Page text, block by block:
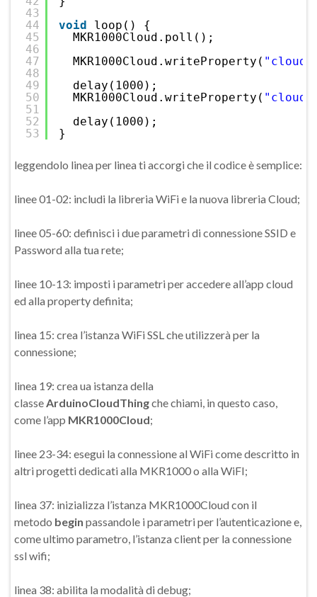
43
44
45
46
47
48
49
50
51
52
53
void
loop() {
MKR1000Cloud.poll();
MKR1000Cloud.writeProperty(
delay(1000);
MKR1000Cloud.writeProperty(
delay(1000);
}
leggendolo linea per linea ti accorgi che il codice è semplice:
linee 01-02: includi la libreria WiFi e la nuova libreria Cloud;
linee 05-60: definisci i due parametri di connessione SSID e
Password alla tua rete;
linee 10-13: imposti i parametri per accedere all’app cloud
ed alla property definita;
linea 15: crea l’istanza WiFi SSL che utilizzerà per la
connessione;
linea 19: crea ua istanza della
classe ArduinoCloudThingche chiami, in questo caso,
come l’app MKR1000Cloud;
linee 23-34: esegui la connessione al WiFi come descritto in
altri progetti dedicati alla MKR1000 o alla WiFI;
linea 37: inizializza l’istanza MKR1000Cloud con il
metodo begin passandole i parametri per l’autenticazione e,
come ultimo parametro, l’istanza client per la connessione
ssl wifi;
linea 38: abilita la modalità di debug;